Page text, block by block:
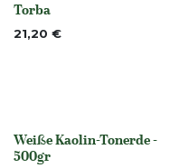
Nicht vorrättig
Torba
21,20 €
None
Weiße Kaolin-Tonerde -
500gr